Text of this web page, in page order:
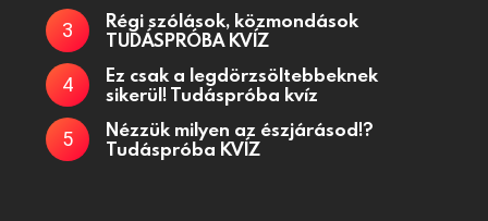
Régi szólások, közmondások
TUDÁSPRÓBA KVÍZ
Ez csak a legdörzsöltebbeknek
sikerül! Tudáspróba kvíz
Nézzük milyen az észjárásod!?
Tudáspróba KVÍZ